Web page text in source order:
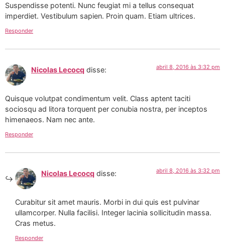
Suspendisse potenti. Nunc feugiat mi a tellus consequat
imperdiet. Vestibulum sapien. Proin quam. Etiam ultrices.
Responder
Nicolas Lecocq disse: abril 8, 2016 às 3:32 pm
Quisque volutpat condimentum velit. Class aptent taciti
sociosqu ad litora torquent per conubia nostra, per inceptos
himenaeos. Nam nec ante.
Responder
Nicolas Lecocq disse: abril 8, 2016 às 3:32 pm
Curabitur sit amet mauris. Morbi in dui quis est pulvinar
ullamcorper. Nulla facilisi. Integer lacinia sollicitudin massa.
Cras metus.
Responder